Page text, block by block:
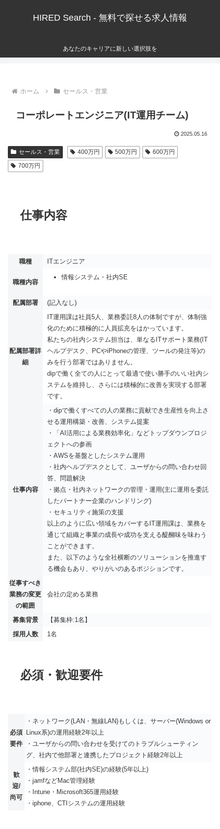
HIRED Search - 無料で探せる求人情報
あなたのキャリアに新しい選択肢を
ホーム セールス・営業
コーポレートエンジニア(IT運用チーム)
2025.05.16
セールス・営業 400万円 500万円
600万円
700万円
仕事内容
職種 ITエンジニア
職種内容
情報システム・社内SE
配属部署 (記入なし)
配属部署詳
細
IT運用課は社員5人、業務委託8人の体制ですが、体制強
化のために積極的に人員拡充をはかっています。
私たちの社内システム担当は、単なるITサポート業務(IT
ヘルプデスク、PCやiPhoneの管理、ツールの発注等)の
みを行う部署ではありません。
dipで働く全ての人にとって最適で使い勝手のいい社内シ
ステムを維持し、さらには積極的に改善を実現する部署
です。
仕事内容
・dipで働くすべての人の業務に貢献でき生産性を向上さ
せる運用構築・改善、システム提案
・「AI活用による業務効率化」などトップダウンプロジ
ェクトへの参画
・AWSを基盤としたシステム運用
・社内ヘルプデスクとして、ユーザからの問い合わせ回
答、問題解決
・拠点・社内ネットワークの管理・運用(主に運用を委託
したパートナー企業のハンドリング)
・セキュリティ施策の支援
以上のように広い領域をカバーするIT運用課は、業務を
通じて組織と事業の成長や成功を支える醍醐味を味わう
ことができます。
また、以下のような全社横断のソリューションを推進す
る機会もあり、やりがいのあるポジションです。
従事すべき
業務の変更
の範囲
会社の定める業務
募集背景
【募集枠:1名】
採用人数
1名
必須・歓迎要件
必須
要件
・ネットワーク(LAN・無線LAN)もしくは、サーバー(Windows or
Linux系)の運用経験2年以上
・ユーザからの問い合わせを受けてのトラブルシューティン
グ、社内で他部署と連携したプロジェクト経験2年以上
歓
迎/
尚可
・情報システム部(社内SE)の経験(5年以上)
・jamfなどMac管理経験
・Intune・Microsoft365運用経験
・iphone、CTIシステムの運用経験